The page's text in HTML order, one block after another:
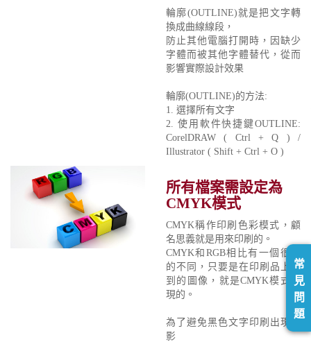
輪廓(OUTLINE)就是把文字轉
換成曲線線段，
防止其他電腦打開時，因缺少
字體而被其他字體替代，從而
影響實際設計效果
輪廓(OUTLINE)的方法:
1. 選擇所有文字
2. 使用軟件快捷鍵OUTLINE:
CorelDRAW ( Ctrl + Q ) /
Illustrator ( Shift + Ctrl + O )
所有檔案需設定為
CMYK模式
CMYK稱作印刷色彩模式，顧
名思義就是用來印刷的。
CMYK和RGB相比有一個很大
的不同，只要是在印刷品上看
到的圖像，就是CMYK模式表
現的。
為了避免黑色文字印刷出現重
影
常
見
問
題